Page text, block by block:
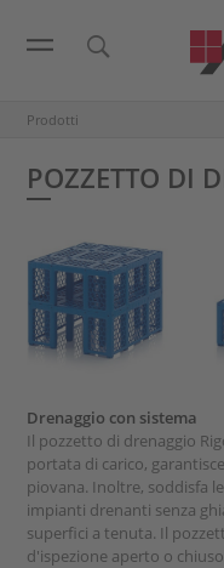
Prodotti
POZZETTO DI
Drenaggio con sistema
Il pozzetto di drenaggio
portata di carico,
piovana. Inoltre, soddisfa
impianti drenanti senza
superfici a tenuta. Il
d'ispezione aperto o